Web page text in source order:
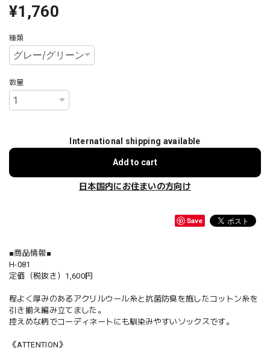
¥1,760
種類
数量
International shipping available
Add to cart
日本国内にお住まいの方向け
Save
■商品情報■
H-081
定価（税抜き）1,600円
程よく厚みのあるアクリルウール糸と抗菌防臭を施したコットン糸を
引き揃え編み立てました。
控えめな柄でコーディネートにも馴染みやすいソックスです。
《ATTENTION》